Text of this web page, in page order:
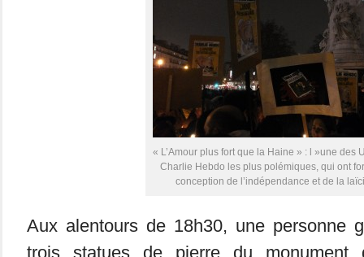
« L’Amour plus fort que la Haine » : l »une des
Charlie Hebdo les plus polémiques, qui ont
conception de l’indépendance et de la
Aux alentours de 18h30, une personne
trois statues de pierre du